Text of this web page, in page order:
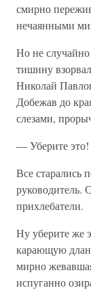
смирно
нечаянными
Но не
тишину
Николай
Добежав до
слезами,
— Уберите это!
Все старались
руководитель.
прихлебатели.
Ну уберите же
карающую
мирно
испуганно